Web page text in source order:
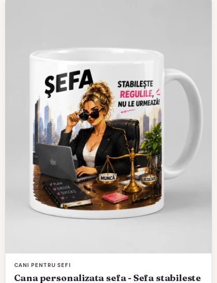
CANI PENTRU SEFI
Cana personalizata sefa - Sefa stabileste